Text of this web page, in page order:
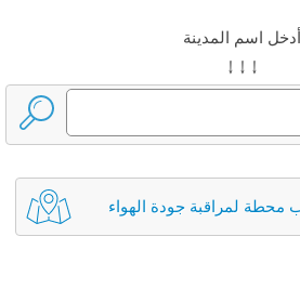
أدخل اسم المدينة
↓ ↓ ↓
محطة لمراقبة جودة الهواء